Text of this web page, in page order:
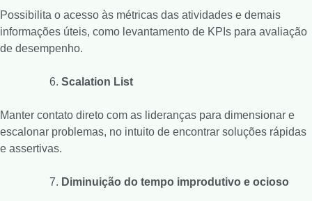
Possibilita o acesso às métricas das atividades e demais
informações úteis, como levantamento de KPIs para avaliação
de desempenho.
Scalation List
Manter contato direto com as lideranças para dimensionar e
escalonar problemas, no intuito de encontrar soluções rápidas
e assertivas.
Diminuição do tempo improdutivo e ocioso